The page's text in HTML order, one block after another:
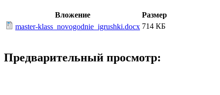
Вложение
Размер
master-klass_novogodnie_igrushki.docx 714 КБ
Предварительный просмотр: